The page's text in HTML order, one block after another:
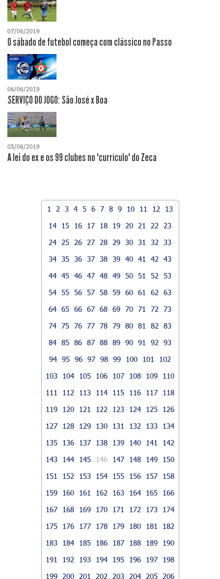
07/06/2019
O sábado de futebol começa com clássico no Passo
06/06/2019
SERVIÇO DO JOGO: São José x Boa
05/06/2019
A lei do ex e os 99 clubes no "currículo" do Zeca
1 2 3 4 5 6 7 8 9 10 11 12
13
14
15 16 17 18 19 20 21 22
23
24
25 26 27 28 29 30 31 32
33
34 35 36 37 38 39 40 41 42
43
44 45 46 47 48 49 50 51 52
53
54 55 56 57 58 59 60 61 62
63
64 65 66 67 68 69 70 71 72
73
74 75 76 77 78 79 80 81 82
83
84 85 86 87 88 89 90 91 92
93
94 95 96 97 98 99 100 101
102
103
104 105 106 107 108 109
110
111
112 113 114 115 116 117
118
119
120 121 122 123 124 125
126
127
128 129 130 131 132 133
134
135
136 137 138 139 140 141
142
143
144 145 146 147 148 149
150
151
152 153 154 155 156 157
158
159
160 161 162 163 164 165
166
167
168 169 170 171 172 173
174
175
176 177 178 179 180 181
182
183
184 185 186 187 188 189
190
191
192 193 194 195 196 197
198
199
200 201 202 203 204 205
206